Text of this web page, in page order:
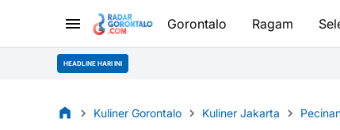
Gorontalo Ragam
HEADLINE HARI INI
Kuliner Gorontalo Kuliner Jakarta